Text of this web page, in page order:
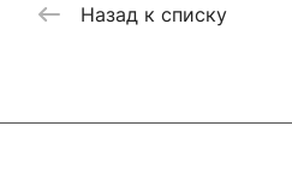
Назад к списку